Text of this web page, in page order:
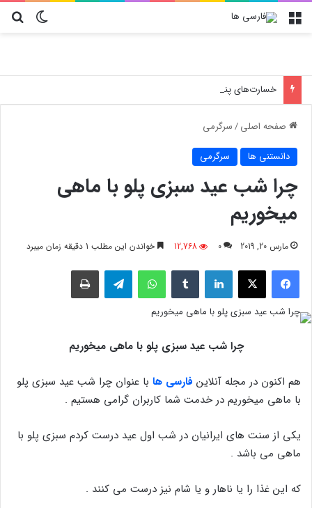
تغییر منو
خسارت‌های پنهان فروشگاه‌ها؛ چرا انتخاب کارتن پستی حیاتی است؟
صفحه اصلی/سرگرمی
دانستنی ها سرگرمی
چرا شب عید سبزی پلو با ماهی
میخوریم
مارس 20, 2019 0
12,768 خواندن این مطلب 1 دقیقه زمان میبرد
فیسبوک لینکدین واتس آپ
چرا شب عید سبزی پلو با ماهی میخوریم
هم اکنون در مجله آنلاین فارسی ها با عنوان چرا شب عید سبزی پلو
با ماهی میخوریم در خدمت شما کاربران گرامی هستیم .
یکی از سنت های ایرانیان در شب اول عید درست کردم سبزی پلو با
ماهی می باشد .
که این غذا را یا ناهار و یا شام نیز درست می کنند .